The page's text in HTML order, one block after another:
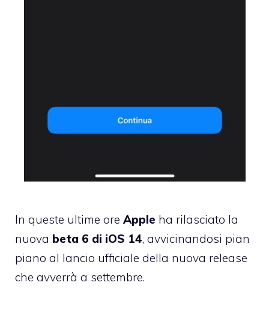
In queste ultime ore Apple ha rilasciato la
nuova beta 6 di iOS 14, avvicinandosi pian
piano al lancio ufficiale della nuova release
che avverrà a settembre.